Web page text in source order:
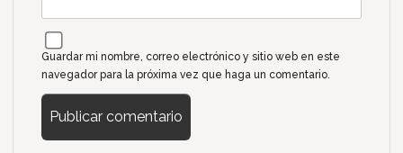
Guardar mi nombre, correo electrónico y sitio web en este
navegador para la próxima vez que haga un comentario.